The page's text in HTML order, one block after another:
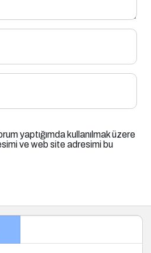
yaptığımda kullanılmak üzere
ve web site adresimi bu